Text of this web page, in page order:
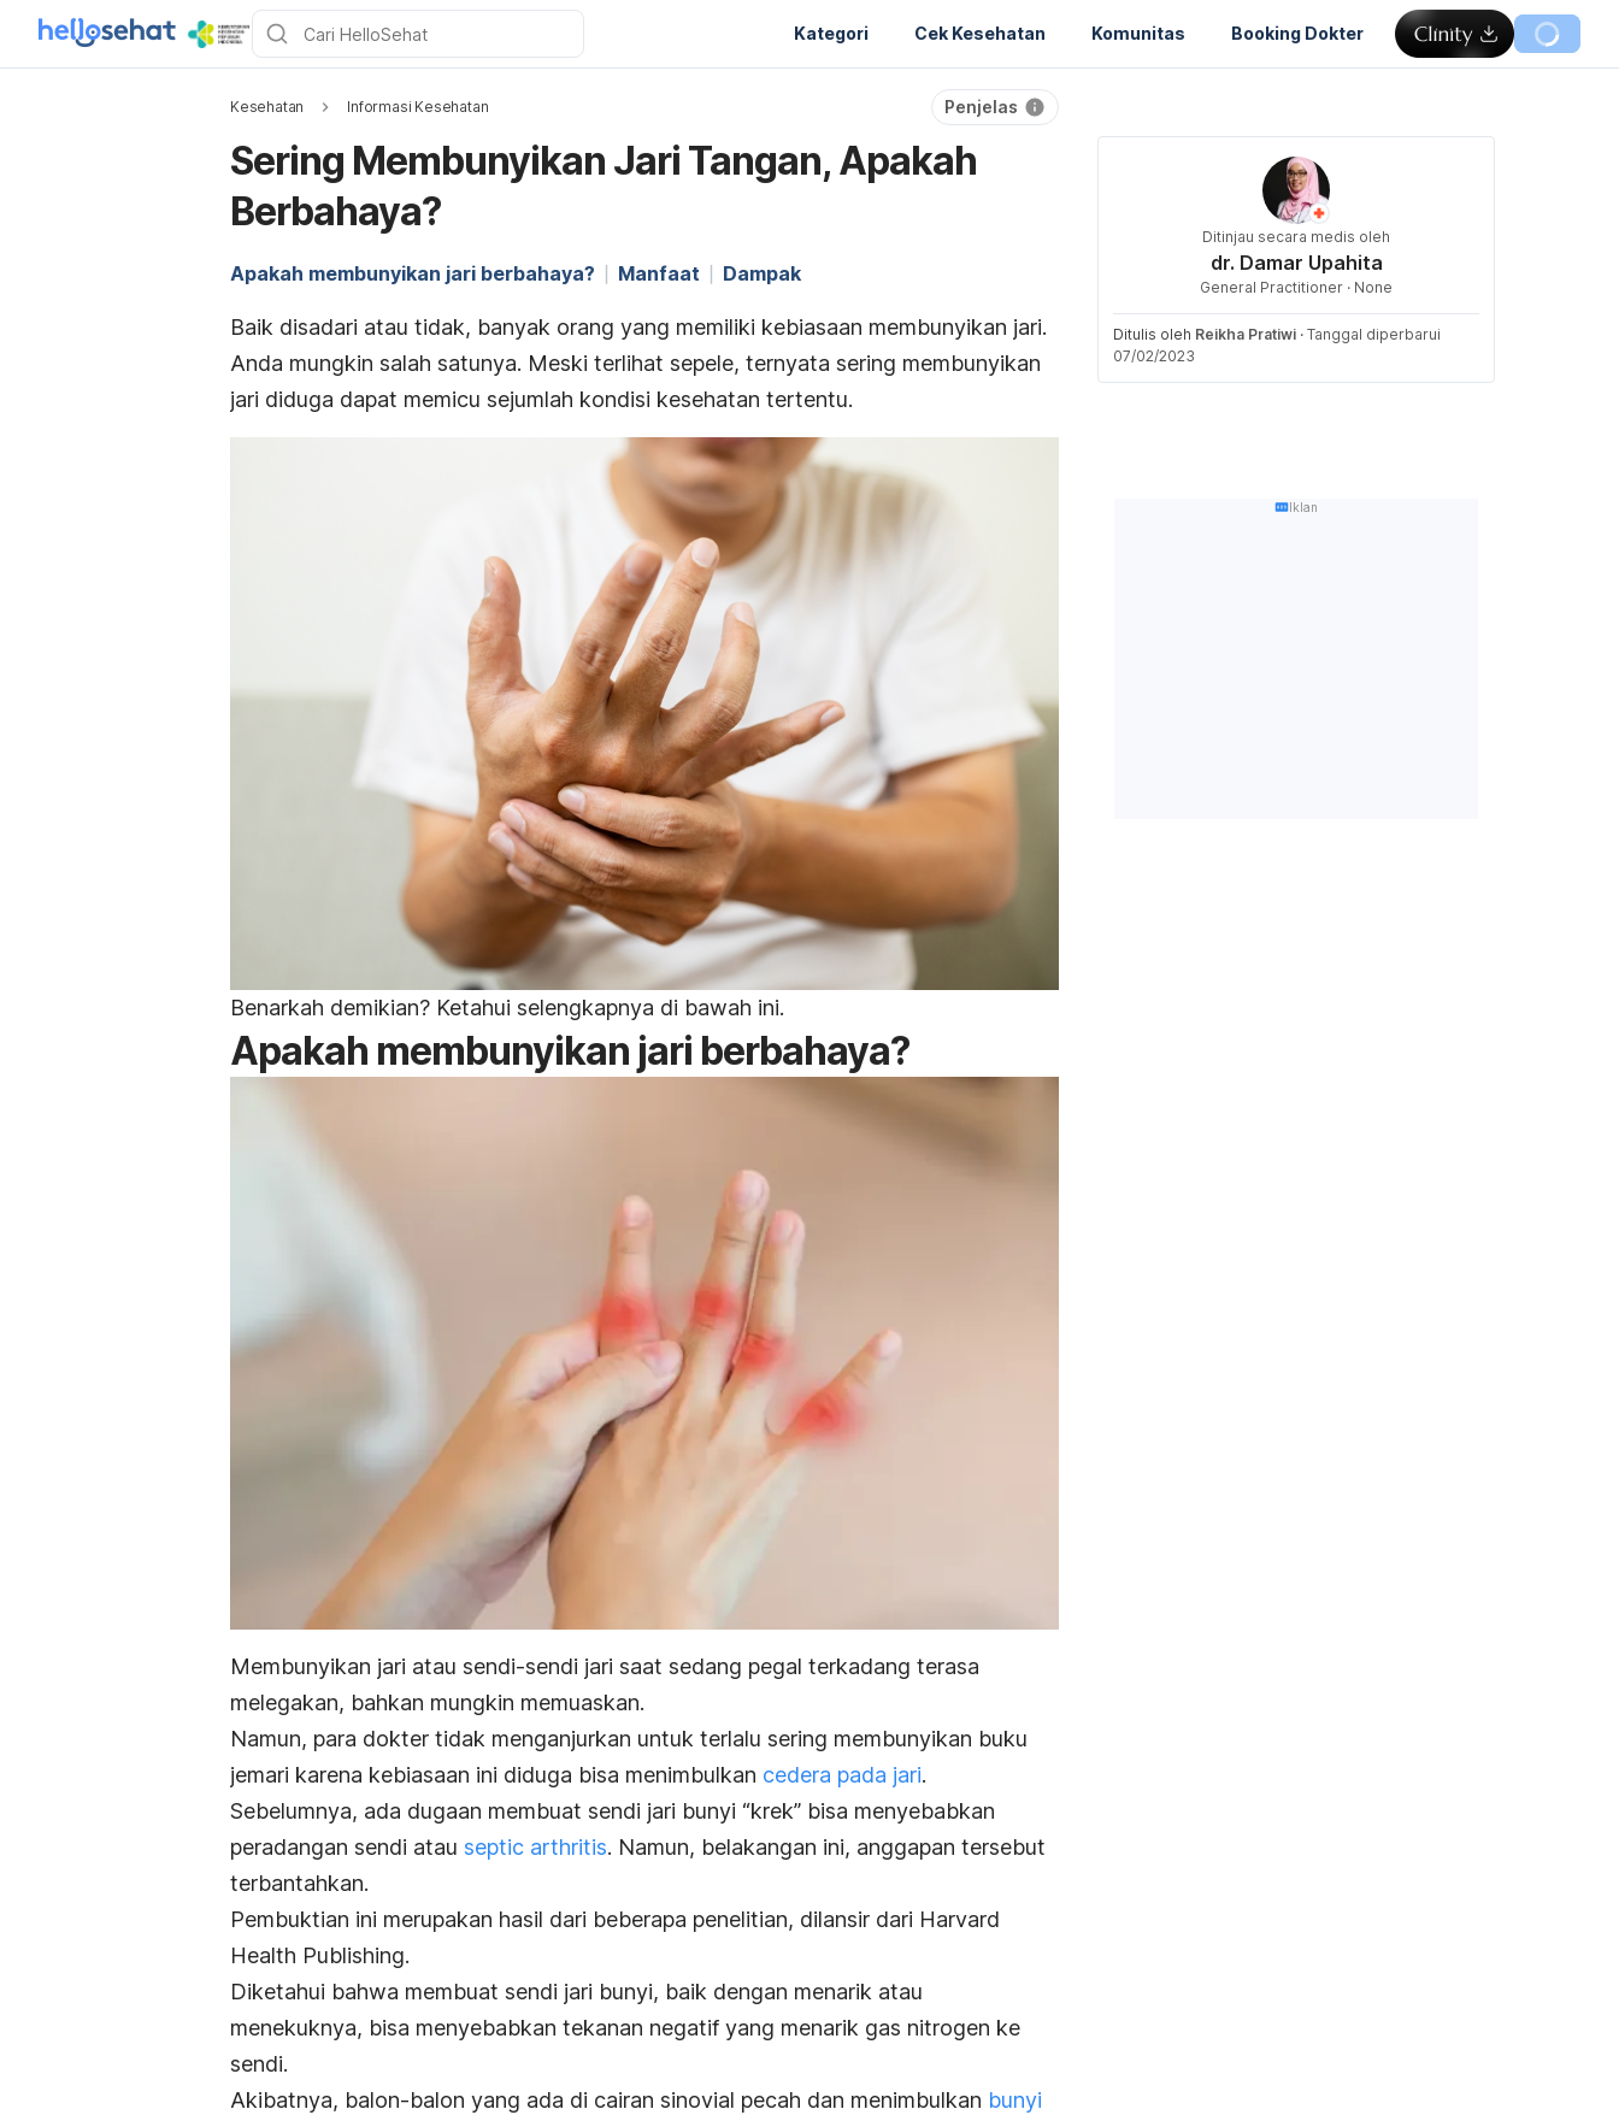
Kategori Cek Kesehatan Komunitas Booking Dokter
Kesehatan Informasi Kesehatan Penjelas
Sering Membunyikan Jari Tangan, Apakah
Berbahaya?
Apakah membunyikan jari berbahaya? Manfaat Dampak
Baik disadari atau tidak, banyak orang yang memiliki kebiasaan membunyikan jari.
Anda mungkin salah satunya. Meski terlihat sepele, ternyata sering membunyikan
jari diduga dapat memicu sejumlah kondisi kesehatan tertentu.
Benarkah demikian? Ketahui selengkapnya di bawah ini.
Apakah membunyikan jari berbahaya?
Membunyikan jari atau sendi-sendi jari saat sedang pegal terkadang terasa
melegakan, bahkan mungkin memuaskan.
Namun, para dokter tidak menganjurkan untuk terlalu sering membunyikan buku
jemari karena kebiasaan ini diduga bisa menimbulkan cedera pada jari.
Sebelumnya, ada dugaan membuat sendi jari bunyi “krek” bisa menyebabkan
peradangan sendi atau septic arthritis. Namun, belakangan ini, anggapan tersebut
terbantahkan.
Pembuktian ini merupakan hasil dari beberapa penelitian, dilansir dari Harvard
Health Publishing.
Diketahui bahwa membuat sendi jari bunyi, baik dengan menarik atau
menekuknya, bisa menyebabkan tekanan negatif yang menarik gas nitrogen ke
sendi.
Akibatnya, balon-balon yang ada di cairan sinovial pecah dan menimbulkan bunyi
Ditinjau secara medis oleh
dr. Damar Upahita
General Practitioner · None
Ditulis oleh Reikha Pratiwi · Tanggal diperbarui
07/02/2023
Iklan